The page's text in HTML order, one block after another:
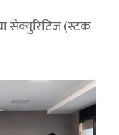
सेक्युरिटिज (स्टक